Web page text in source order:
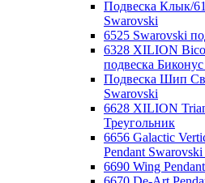
Подвеска Клык/
Swarovski
6525 Swarovski
6328 XILION
подвеска
Подвеска Шип
Swarovski
6628 XILION
Треугольник
6656 Galactic
Pendant
6690 Wing